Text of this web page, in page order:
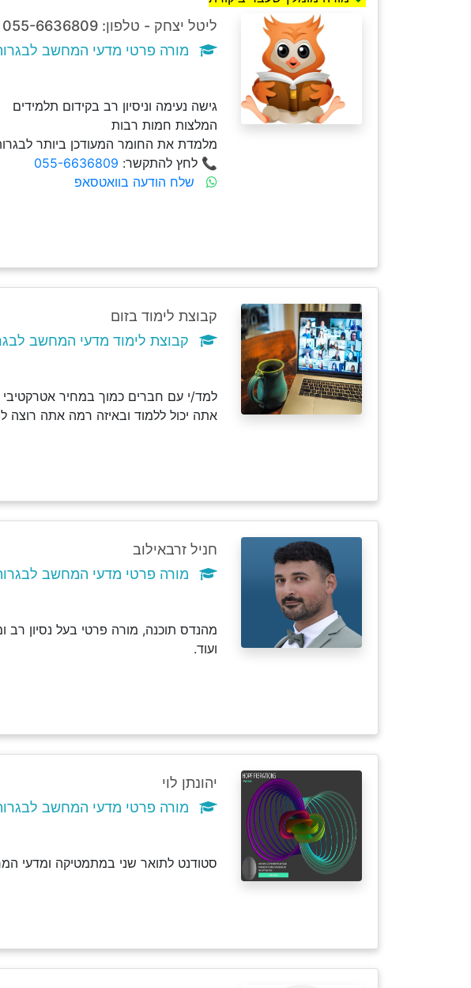
ליטל יצחק - טלפון: 055-6636809
מורה פרטי מדעי המחשב
גישה נעימה וניסיון רב בקידום תלמידים
המלצות חמות רבות
מלמדת את החומר המעודכן ביותר
📞 לחץ להתקשר: 055-6636809
שלח הודעה בוואטסאפ
קבוצת לימוד בזום
קבוצת לימוד מדעי המחשב לבגרות
למד/י עם חברים כמוך במחיר
אתה יכול ללמוד ובאיזה רמה אתה רוצה
חניל זרבאילוב
מורה פרטי מדעי המחשב
מהנדס תוכנה, מורה פרטי בעל נסיון
ועוד.
יהונתן לוי
מורה פרטי מדעי המחשב
סטודנט לתואר שני במתמטיקה ומדעי